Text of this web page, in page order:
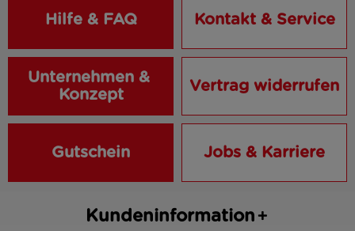
Hilfe & FAQ Kontakt & Service
Unternehmen &
Konzept
Vertrag widerrufen
Gutschein Jobs & Karriere
Kundeninformation